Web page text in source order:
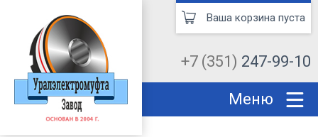
+7 (351) 247-99-10
Ваша корзина пуста
Меню